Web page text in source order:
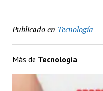
Publicado en Tecnología
Más de Tecnología